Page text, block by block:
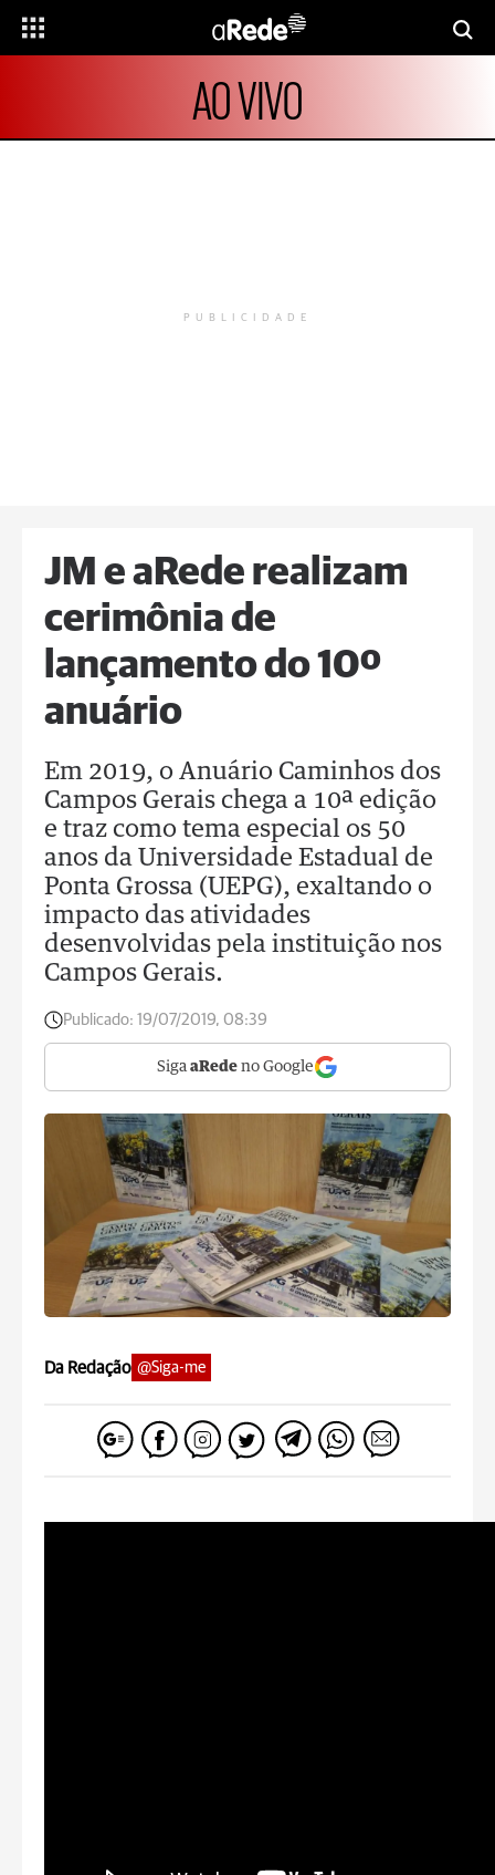
AO VIVO
PUBLICIDADE
JM e aRede realizam
cerimônia de
lançamento do 10º
anuário
Em 2019, o Anuário Caminhos dos
Campos Gerais chega a 10ª edição
e traz como tema especial os 50
anos da Universidade Estadual de
Ponta Grossa (UEPG), exaltando o
impacto das atividades
desenvolvidas pela instituição nos
Campos Gerais.
Publicado: 19/07/2019, 08:39
Siga aRede no Google
Da Redação @Siga-me